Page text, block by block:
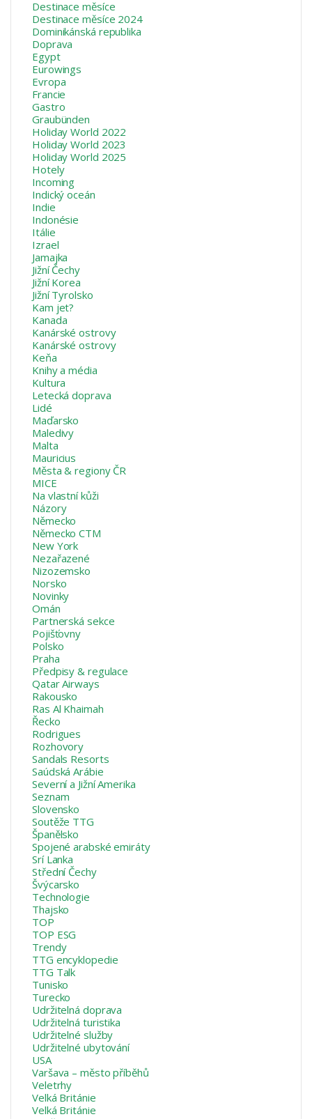
Destinace měsíce
Destinace měsíce 2024
Dominikánská republika
Doprava
Egypt
Eurowings
Evropa
Francie
Gastro
Graubünden
Holiday World 2022
Holiday World 2023
Holiday World 2025
Hotely
Incoming
Indický oceán
Indie
Indonésie
Itálie
Izrael
Jamajka
Jižní Čechy
Jižní Korea
Jižní Tyrolsko
Kam jet?
Kanada
Kanárské ostrovy
Kanárské ostrovy
Keňa
Knihy a média
Kultura
Letecká doprava
Lidé
Maďarsko
Maledivy
Malta
Mauricius
Města & regiony ČR
MICE
Na vlastní kůži
Názory
Německo
Německo CTM
New York
Nezařazené
Nizozemsko
Norsko
Novinky
Omán
Partnerská sekce
Pojišťovny
Polsko
Praha
Předpisy & regulace
Qatar Airways
Rakousko
Ras Al Khaimah
Řecko
Rodrigues
Rozhovory
Sandals Resorts
Saúdská Arábie
Severní a Jižní Amerika
Seznam
Slovensko
Soutěže TTG
Španělsko
Spojené arabské emiráty
Srí Lanka
Střední Čechy
Švýcarsko
Technologie
Thajsko
TOP
TOP ESG
Trendy
TTG encyklopedie
TTG Talk
Tunisko
Turecko
Udržitelná doprava
Udržitelná turistika
Udržitelné služby
Udržitelné ubytování
USA
Varšava – město příběhů
Veletrhy
Velká Británie
Velká Británie